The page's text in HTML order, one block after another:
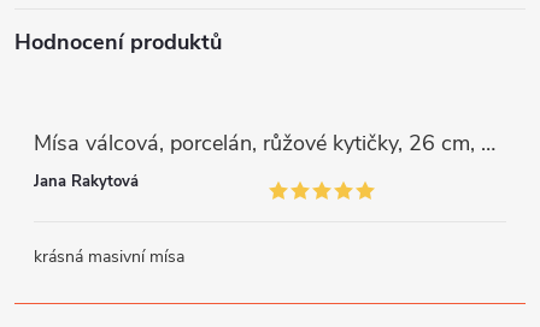
Hodnocení produktů
Mísa válcová, porcelán, růžové kytičky, 26 cm, G. Benedikt
Jana Rakytová
krásná masivní mísa